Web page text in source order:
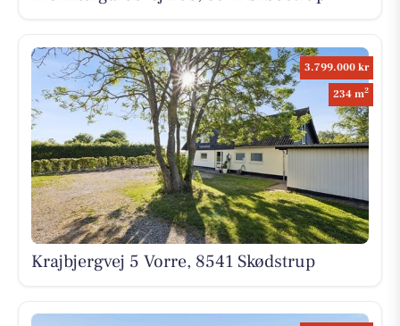
3.799.000 kr
234 m2
Krajbjergvej 5 Vorre, 8541 Skødstrup